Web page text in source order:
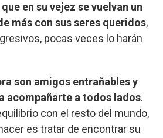
en su vejez se vuelvan un
más con sus seres queridos,
pocas veces lo harán
son amigos entrañables y
acompañarte a todos lados.
con el resto del mundo,
es tratar de encontrar su